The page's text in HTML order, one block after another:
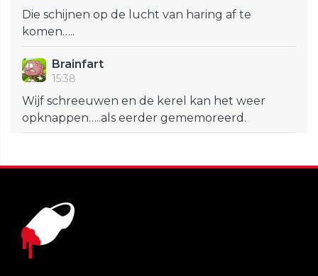
Die schijnen op de lucht van haring af te
komen…..
Brainfart
15:38
Wijf schreeuwen en de kerel kan het weer
opknappen…..als eerder gememoreerd.